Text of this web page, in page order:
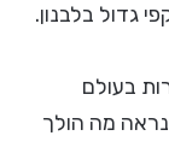
גדול בלבנון.
בעולם
נראה מה הולך